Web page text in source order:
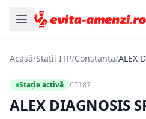
Acasă/Stații ITP/Constanța/ALEX
Stație activă CT187
ALEX DIAGNOSIS